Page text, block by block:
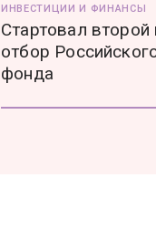
ИНВЕСТИЦИИ И ФИНАНСЫ
Стартовал второй
отбор
фонда